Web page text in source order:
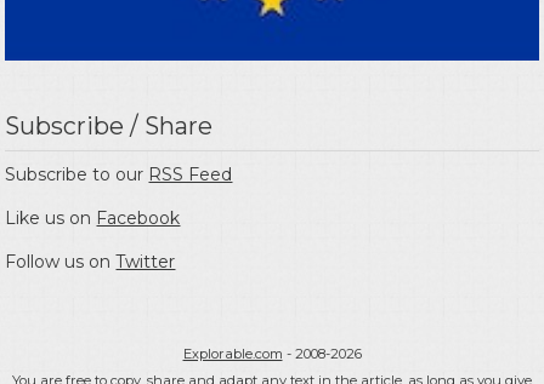
Subscribe / Share
Subscribe to our RSS Feed
Like us on Facebook
Follow us onTwitter
Explorable.com - 2008-2026
You are free to copy, share and adapt any text in the article, as long as you give